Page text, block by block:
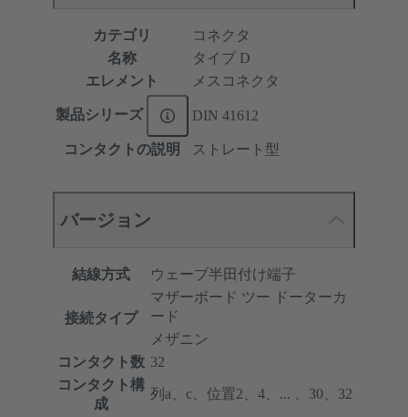
カテゴリ
コネクタ
名称
タイプ D
エレメント
メスコネクタ
製品シリーズ DIN 41612
コンタクトの説明 ストレート型
バージョン
結線方式 ウェーブ半田付け端子
接続タイプ
マザーボード ツー ドーターカ
ード
メザニン
コンタクト数 32
コンタクト構
成
列a、c、位置2、4、... 、30、32